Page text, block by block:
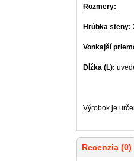
Rozmery:
Hrúbka steny:
Vonkajší
Dĺžka (L):
Výrobok je
Recenzia (0)